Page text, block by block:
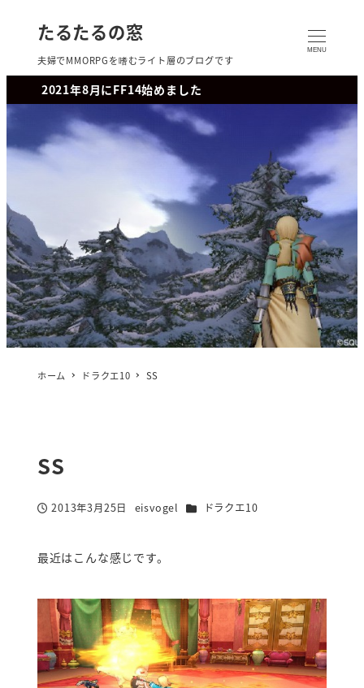
たるたるの窓
夫婦でMMORPGを嗜むライト層のブログです
MENU
2021年8月にFF14始めました
ホーム ドラクエ10 SS
SS
投稿日
2013年3月25日
著
eisvogel カテゴリー
ドラクエ10
最近はこんな感じです。